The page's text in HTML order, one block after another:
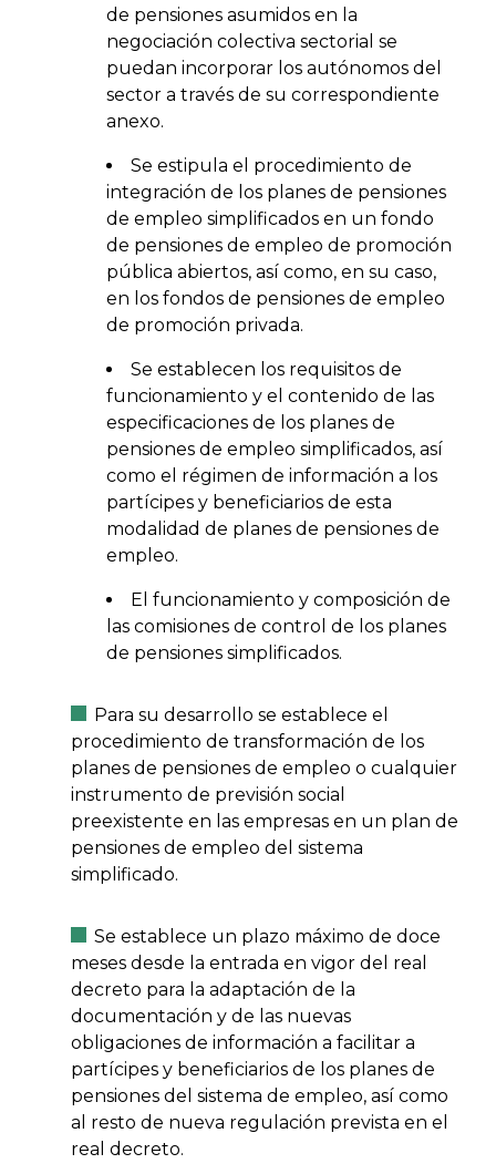
de pensiones asumidos en la
negociación colectiva sectorial se
puedan incorporar los autónomos del
sector a través de su correspondiente
anexo.
Se estipula el procedimiento de
integración de los planes de pensiones
de empleo simplificados en un fondo
de pensiones de empleo de promoción
pública abiertos, así como, en su caso,
en los fondos de pensiones de empleo
de promoción privada.
Se establecen los requisitos de
funcionamiento y el contenido de las
especificaciones de los planes de
pensiones de empleo simplificados, así
como el régimen de información a los
partícipes y beneficiarios de esta
modalidad de planes de pensiones de
empleo.
El funcionamiento y composición de
las comisiones de control de los planes
de pensiones simplificados.
Para su desarrollo se establece el
procedimiento de transformación de los
planes de pensiones de empleo o cualquier
instrumento de previsión social
preexistente en las empresas en un plan de
pensiones de empleo del sistema
simplificado.
Se establece un plazo máximo de doce
meses desde la entrada en vigor del real
decreto para la adaptación de la
documentación y de las nuevas
obligaciones de información a facilitar a
partícipes y beneficiarios de los planes de
pensiones del sistema de empleo, así como
al resto de nueva regulación prevista en el
real decreto.